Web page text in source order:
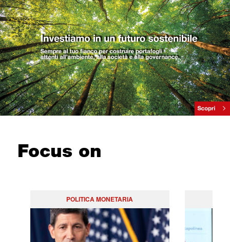
Focus on
POLITICA MONETARIA